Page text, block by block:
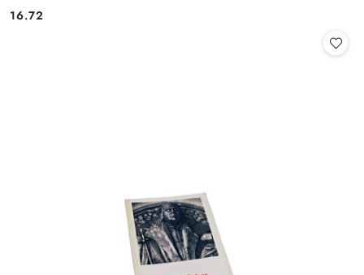
Cena:
16.72